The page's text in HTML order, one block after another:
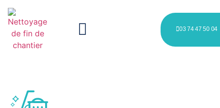
03 74 47 50 04